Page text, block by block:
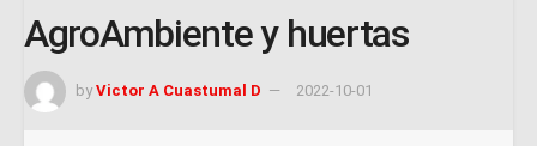
AgroAmbiente y huertas
by Victor A Cuastumal D 2022-10-01